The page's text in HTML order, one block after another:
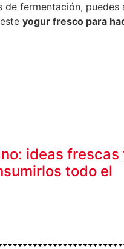
de fermentación,
yogur fresco para
ideas frescas
todo el